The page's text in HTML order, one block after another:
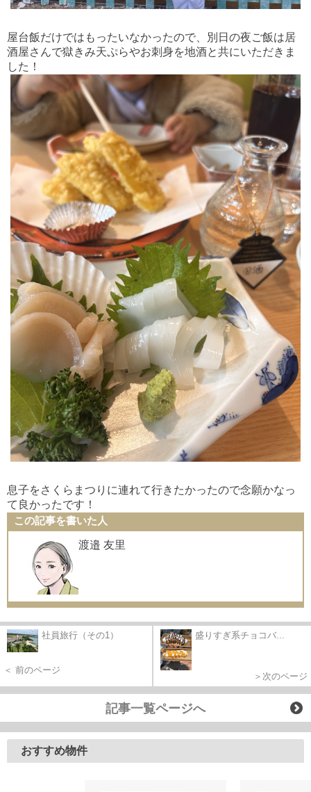
屋台飯だけではもったいなかったので、別日の夜ご飯は居
酒屋さんで獄きみ天ぷらやお刺身を地酒と共にいただきま
した！
息子をさくらまつりに連れて行きたかったので念願かなっ
て良かったです！
この記事を書いた人
渡邉 友里
社員旅行（その1）
＜ 前のページ
盛りすぎ系チョコバ...
＞次のページ
記事一覧ページへ
おすすめ物件